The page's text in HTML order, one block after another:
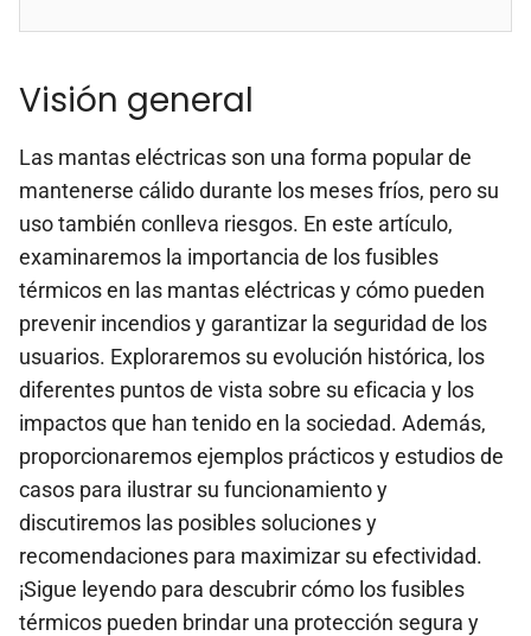
Visión general
Las mantas eléctricas son una forma popular de
mantenerse cálido durante los meses fríos, pero su
uso también conlleva riesgos. En este artículo,
examinaremos la importancia de los fusibles
térmicos en las mantas eléctricas y cómo pueden
prevenir incendios y garantizar la seguridad de los
usuarios. Exploraremos su evolución histórica, los
diferentes puntos de vista sobre su eficacia y los
impactos que han tenido en la sociedad. Además,
proporcionaremos ejemplos prácticos y estudios de
casos para ilustrar su funcionamiento y
discutiremos las posibles soluciones y
recomendaciones para maximizar su efectividad.
¡Sigue leyendo para descubrir cómo los fusibles
térmicos pueden brindar una protección segura y